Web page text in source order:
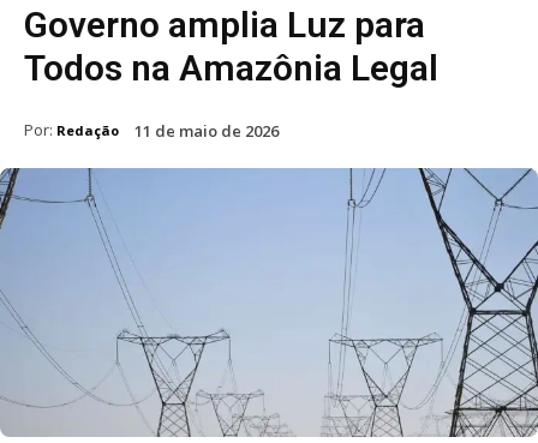
Governo amplia Luz para
Todos na Amazônia Legal
Por: Redação 11 de maio de 2026